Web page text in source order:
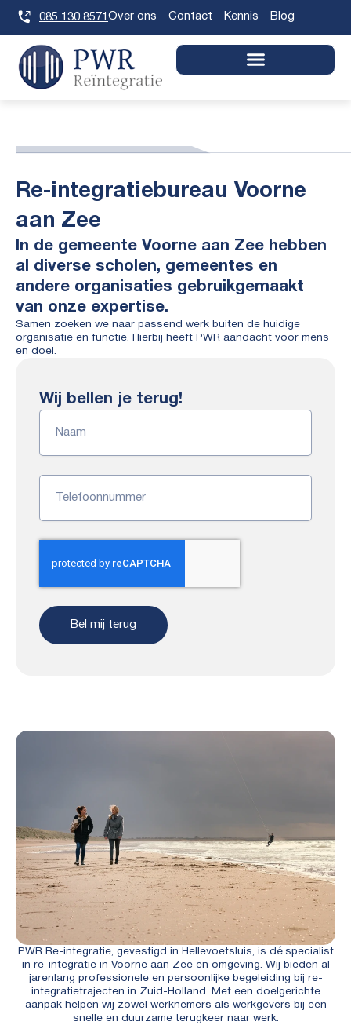
Skip
content
085 130 8571 Over ons Contact Kennis Blog
Re-integratiebureau Voorne
aan Zee
In de gemeente Voorne aan Zee hebben
al diverse scholen, gemeentes en
andere organisaties gebruikgemaakt
van onze expertise.
Samen zoeken we naar passend werk buiten de huidige
organisatie en functie. Hierbij heeft PWR aandacht voor mens
en doel.
Wij bellen je terug!
Naam
Telefoonnummer
Bel mij terug
PWR Re-integratie, gevestigd in Hellevoetsluis, is dé specialist
in re-integratie in Voorne aan Zee en omgeving. Wij bieden al
jarenlang professionele en persoonlijke begeleiding bij re-
integratietrajecten in Zuid-Holland. Met een doelgerichte
aanpak helpen wij zowel werknemers als werkgevers bij een
snelle en duurzame terugkeer naar werk.